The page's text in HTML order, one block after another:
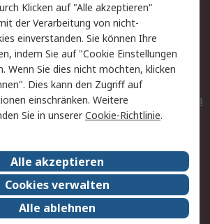
Datenschutz
Zahlungsbedingungen
Entsorgung
Elektrogeräte/Batterien
RS weltweit
Nachhaltigkeit
ZertifikatePresse-Center
Klicken auf "Alle akzeptieren"
der Verarbeitung von nicht-
einverstanden. Sie können Ihre
indem Sie auf "Cookie Einstellungen
Wenn Sie dies nicht möchten, klicken
Dies kann den Zugriff auf
einschränken. Weitere
Sie in unsererCookie-Richtlinie.
Alle akzeptieren
Cookies verwalten
Alle ablehnen